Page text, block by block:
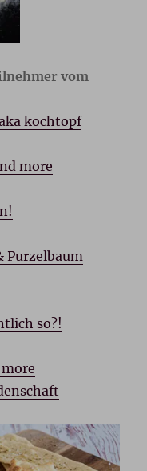
vom
kochtopf
more
Purzelbaum
so?!